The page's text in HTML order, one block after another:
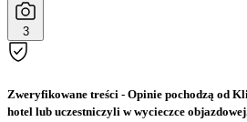
3
Zweryfikowane treści - Opinie pochodzą od
hotel lub uczestniczyli w wycieczce